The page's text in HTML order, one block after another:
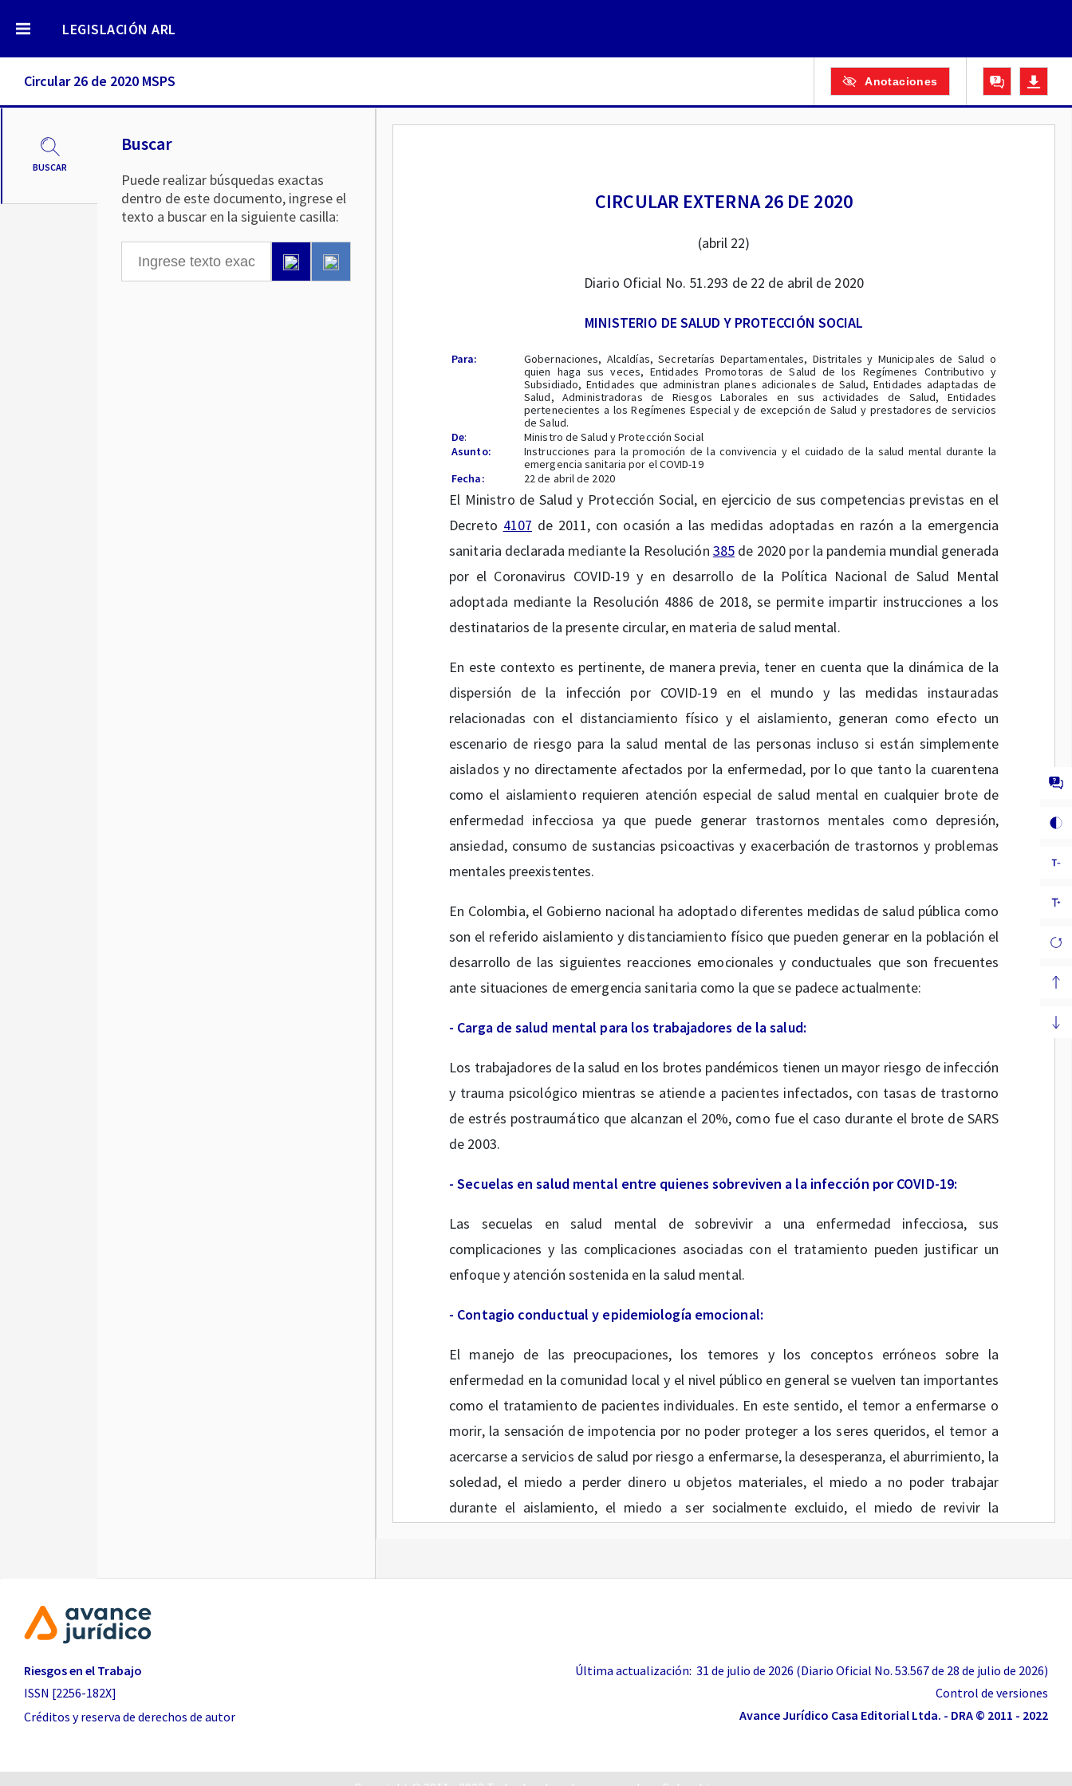
LEGISLACIÓN ARL
Circular 26 de 2020 MSPS Anotaciones
BUSCAR
Buscar
Puede realizar búsquedas exactas
dentro de este documento, ingrese el
texto a buscar en la siguiente casilla:
CIRCULAR EXTERNA 26 DE 2020
(abril 22)
Diario Oficial No. 51.293 de 22 de abril de 2020
MINISTERIO DE SALUD Y PROTECCIÓN SOCIAL
Para:
Gobernaciones, Alcaldías, Secretarías Departamentales, Distritales y Municipales de Salud o
quien haga sus veces, Entidades Promotoras de Salud de los Regímenes Contributivo y
Subsidiado, Entidades que administran planes adicionales de Salud, Entidades adaptadas de
Salud, Administradoras de Riesgos Laborales en sus actividades de Salud, Entidades
pertenecientes a los Regímenes Especial y de excepción de Salud y prestadores de servicios
de Salud.
De:
Ministro de Salud y Protección Social
Asunto:
Instrucciones para la promoción de la convivencia y el cuidado de la salud mental durante la
emergencia sanitaria por el COVID-19
Fecha:
22 de abril de 2020
El Ministro de Salud y Protección Social, en ejercicio de sus competencias previstas en el
Decreto 4107 de 2011, con ocasión a las medidas adoptadas en razón a la emergencia
sanitaria declarada mediante la Resolución 385 de 2020 por la pandemia mundial generada
por el Coronavirus COVID-19 y en desarrollo de la Política Nacional de Salud Mental
adoptada mediante la Resolución 4886 de 2018, se permite impartir instrucciones a los
destinatarios de la presente circular, en materia de salud mental.
En este contexto es pertinente, de manera previa, tener en cuenta que la dinámica de la
dispersión de la infección por COVID-19 en el mundo y las medidas instauradas
relacionadas con el distanciamiento físico y el aislamiento, generan como efecto un
escenario de riesgo para la salud mental de las personas incluso si están simplemente
aislados y no directamente afectados por la enfermedad, por lo que tanto la cuarentena
como el aislamiento requieren atención especial de salud mental en cualquier brote de
enfermedad infecciosa ya que puede generar trastornos mentales como depresión,
ansiedad, consumo de sustancias psicoactivas y exacerbación de trastornos y problemas
mentales preexistentes.
En Colombia, el Gobierno nacional ha adoptado diferentes medidas de salud pública como
son el referido aislamiento y distanciamiento físico que pueden generar en la población el
desarrollo de las siguientes reacciones emocionales y conductuales que son frecuentes
ante situaciones de emergencia sanitaria como la que se padece actualmente:
- Carga de salud mental para los trabajadores de la salud:
Los trabajadores de la salud en los brotes pandémicos tienen un mayor riesgo de infección
y trauma psicológico mientras se atiende a pacientes infectados, con tasas de trastorno
de estrés postraumático que alcanzan el 20%, como fue el caso durante el brote de SARS
de 2003.
- Secuelas en salud mental entre quienes sobreviven a la infección por COVID-19:
Las secuelas en salud mental de sobrevivir a una enfermedad infecciosa, sus
complicaciones y las complicaciones asociadas con el tratamiento pueden justificar un
enfoque y atención sostenida en la salud mental.
- Contagio conductual y epidemiología emocional:
El manejo de las preocupaciones, los temores y los conceptos erróneos sobre la
enfermedad en la comunidad local y el nivel público en general se vuelven tan importantes
como el tratamiento de pacientes individuales. En este sentido, el temor a enfermarse o
morir, la sensación de impotencia por no poder proteger a los seres queridos, el temor a
acercarse a servicios de salud por riesgo a enfermarse, la desesperanza, el aburrimiento, la
soledad, el miedo a perder dinero u objetos materiales, el miedo a no poder trabajar
durante el aislamiento, el miedo a ser socialmente excluido, el miedo de revivir la
el responsabilizar a terceros y el aumento en uso de servicios médicos, elaboración de
uso de licor, tabaco u otras sustancias psicoactivas, aislamiento, conflictos familiares e
- Dificultades en la prestación de los servicios:
Riesgos en el Trabajo
ISSN [2256-182X]
Última actualización: 31 de julio de 2026 (Diario Oficial No. 53.567 de 28 de julio de 2026)
Control de versiones
Créditos y reserva de derechos de autor
Avance Jurídico Casa Editorial Ltda. - DRA © 2011 - 2022